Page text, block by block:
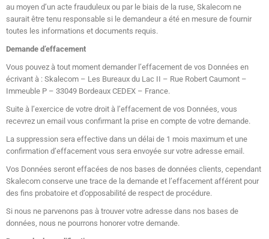
au moyen d’un acte frauduleux ou par le biais de la ruse, Skalecom ne
saurait être tenu responsable si le demandeur a été en mesure de fournir
toutes les informations et documents requis.
Demande d’effacement
Vous pouvez à tout moment demander l’effacement de vos Données en
écrivant à : Skalecom – Les Bureaux du Lac II – Rue Robert Caumont –
Immeuble P – 33049 Bordeaux CEDEX – France.
Suite à l’exercice de votre droit à l’effacement de vos Données, vous
recevrez un email vous confirmant la prise en compte de votre demande.
La suppression sera effective dans un délai de 1 mois maximum et une
confirmation d’effacement vous sera envoyée sur votre adresse email.
Vos Données seront effacées de nos bases de données clients, cependant
Skalecom conserve une trace de la demande et l’effacement afférent pour
des fins probatoire et d’opposabilité de respect de procédure.
Si nous ne parvenons pas à trouver votre adresse dans nos bases de
données, nous ne pourrons honorer votre demande.